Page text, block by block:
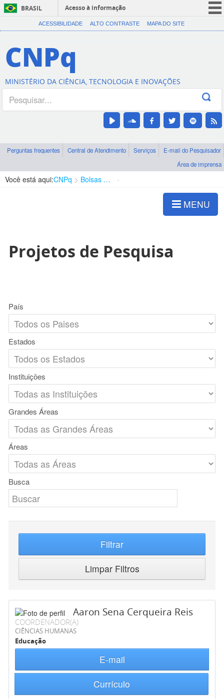
BRASIL
Acesso à informação
CORONAVÍRUS (COVID-19)
Canais
ACESSIBILIDADE ALTO CONTRASTE MAPA DO SITE
CNPq
MINISTÉRIO DA CIÊNCIA, TECNOLOGIA E INOVAÇÕES
Perguntas frequentes Central de Atendimento Serviços
E-mail do Pesquisador
Área de imprensa
Você está aqui:CNPq Bolsas e Auxílios Vigentes
MENU
Projetos de Pesquisa
País
Estados
Instituições
Grandes Áreas
Áreas
Busca
Filtrar
Limpar Filtros
Aaron Sena Cerqueira Reis
COORDENADOR(A)
CIÊNCIAS HUMANAS
Educação
E-mail
Currículo